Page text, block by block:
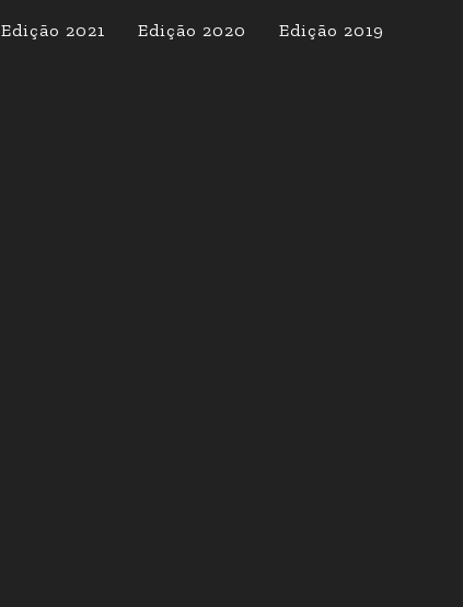
Edição 2021 Edição 2020 Edição 2019